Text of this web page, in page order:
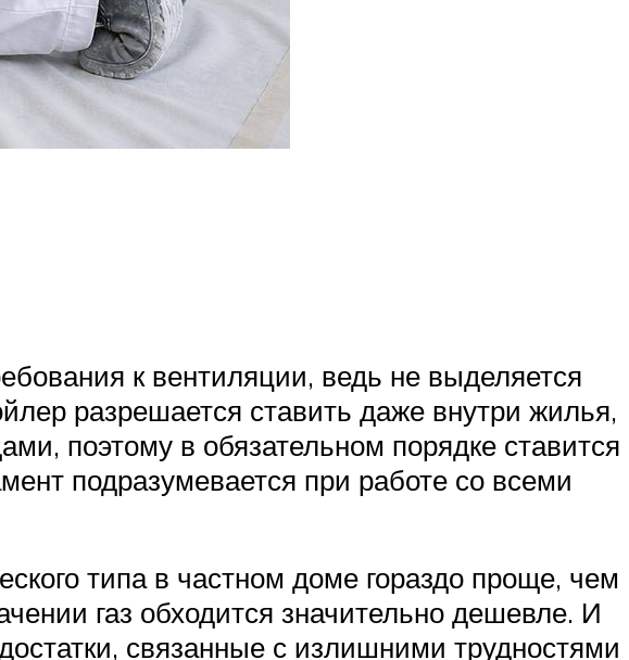
к вентиляции, ведь не выделяется
разрешается ставить даже внутри жилья,
поэтому в обязательном порядке ставится
подразумевается при работе со всеми
типа в частном доме гораздо проще, чем
газ обходится значительно дешевле. И
связанные с излишними трудностями